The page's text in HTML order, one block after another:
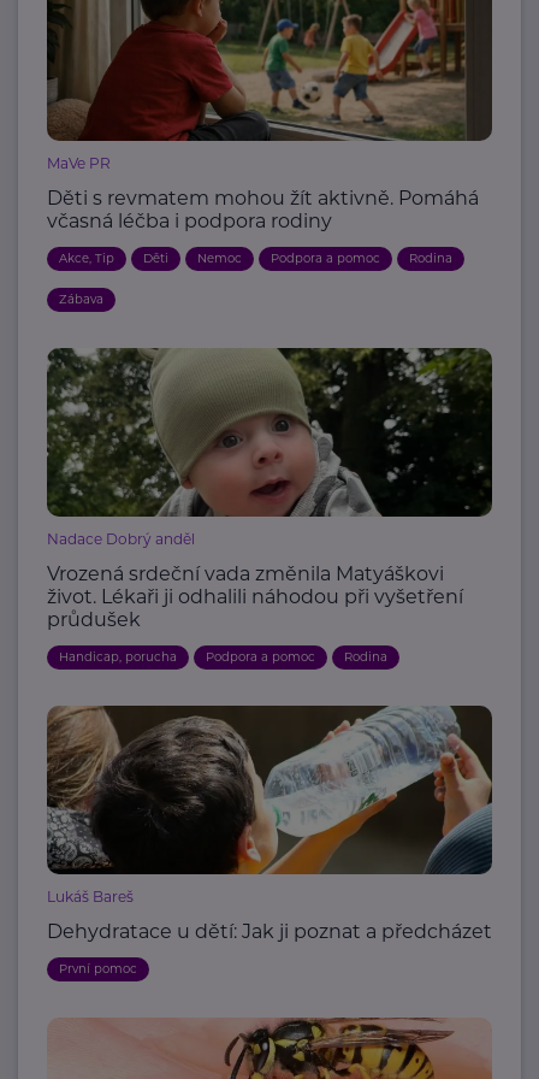
MaVe PR
Děti s revmatem mohou žít aktivně. Pomáhá
včasná léčba i podpora rodiny
Akce, Tip Děti Nemoc Podpora a pomoc Rodina
Zábava
Nadace Dobrý anděl
Vrozená srdeční vada změnila Matyáškovi
život. Lékaři ji odhalili náhodou při vyšetření
průdušek
Handicap, porucha Podpora a pomoc Rodina
Lukáš Bareš
Dehydratace u dětí: Jak ji poznat a předcházet
První pomoc